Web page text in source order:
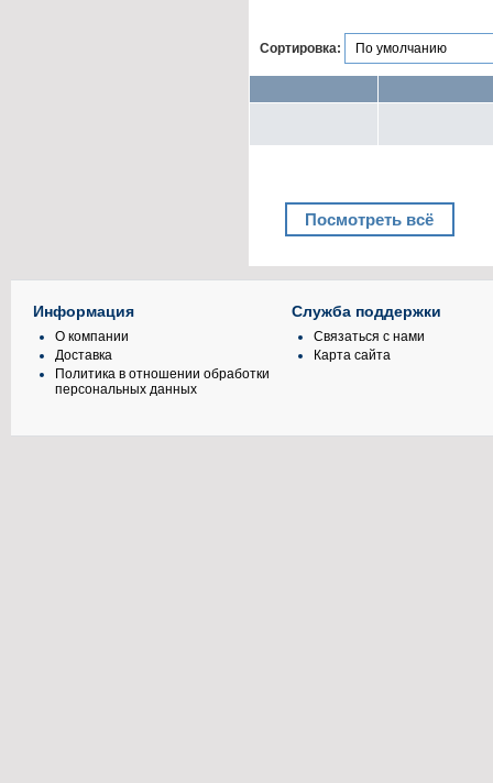
Сортировка:
Посмотреть всё
Информация
О компании
Доставка
Политика в отношении обработки
персональных данных
Служба поддержки
Связаться с нами
Карта сайта